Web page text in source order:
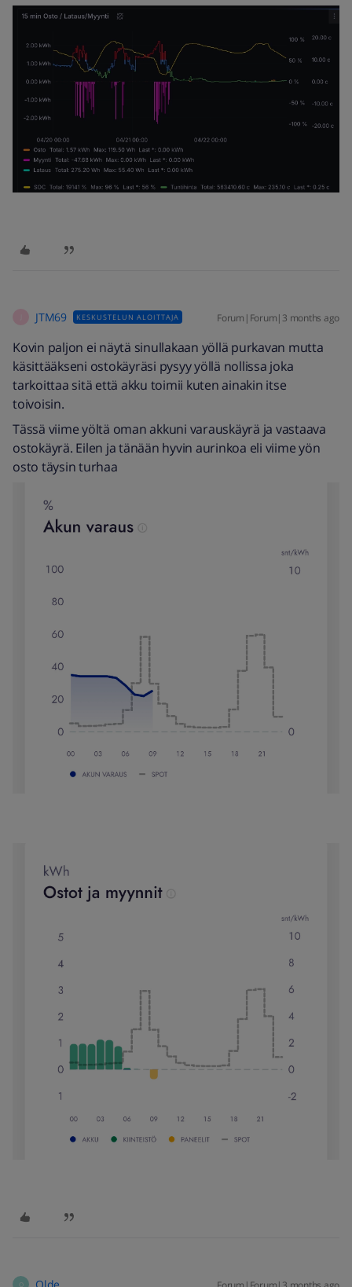
JTM69 KESKUSTELUN ALOITTAJA Forum|Forum|3 months ago
Kovin paljon ei näytä sinullakaan yöllä purkavan mutta
käsittääkseni ostokäyräsi pysyy yöllä nollissa joka
tarkoittaa sitä että akku toimii kuten ainakin itse
toivoisin.
Tässä viime yöltä oman akkuni varauskäyrä ja vastaava
ostokäyrä. Eilen ja tänään hyvin aurinkoa eli viime yön
osto täysin turhaa
O